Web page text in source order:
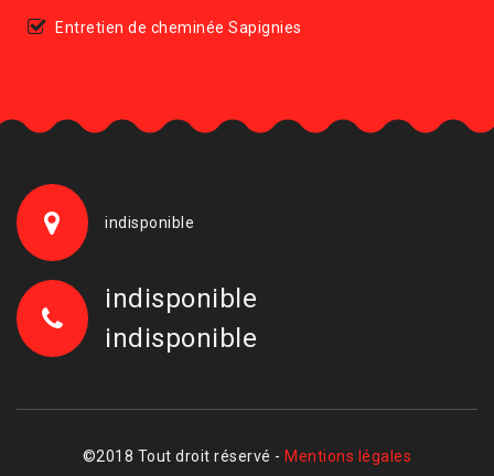
Entretien de cheminée Sapignies
indisponible
indisponible
indisponible
©2018 Tout droit réservé - Mentions légales